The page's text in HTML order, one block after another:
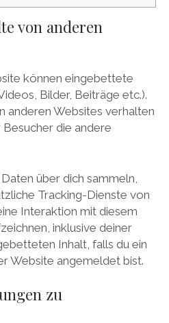
von anderen
können eingebettete
Bilder, Beiträge etc.).
anderen Websites verhalten
die andere
über dich sammeln,
Tracking-Dienste von
Interaktion mit diesem
inklusive deiner
Inhalt, falls du ein
Website angemeldet bist.
zu